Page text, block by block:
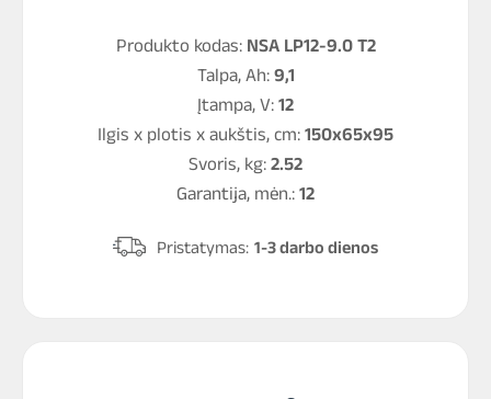
Produkto kodas: NSA LP12-9.0 T2
Talpa, Ah: 9,1
Įtampa, V: 12
Ilgis x plotis x aukštis, cm: 150x65x95
Svoris, kg: 2.52
Garantija, mėn.: 12
Pristatymas: 1-3 darbo dienos